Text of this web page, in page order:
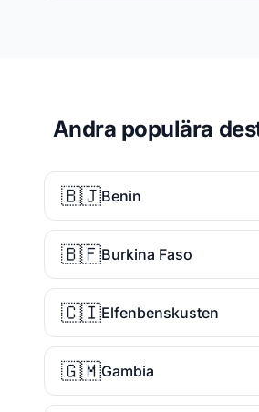
Andra populära
🇧🇯Benin
🇧🇫Burkina Faso
🇨🇮Elfenbenskusten
🇬🇲Gambia